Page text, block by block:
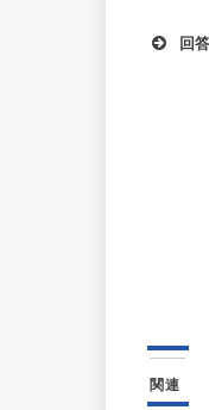
回
関連